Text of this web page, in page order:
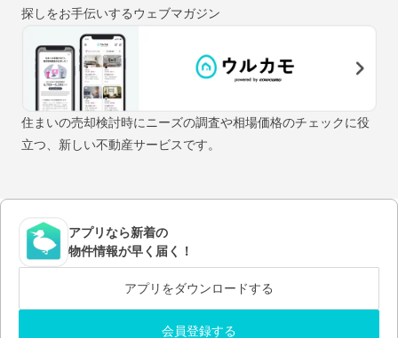
探しをお手伝いするウェブマガジン
住まいの売却検討時にニーズの調査や相場価格のチェックに役
立つ、新しい不動産サービスです。
アプリなら新着の
物件情報が早く届く！
アプリをダウンロードする
会員登録する